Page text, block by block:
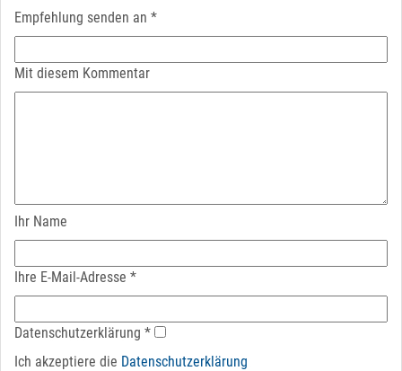
Empfehlung senden an *
Mit diesem Kommentar
Ihr Name
Ihre E-Mail-Adresse *
Datenschutz­erklärung *
Ich akzeptiere die Datenschutz­erklärung